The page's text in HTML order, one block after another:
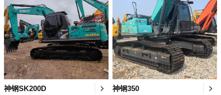
神钢SK200D 神钢350